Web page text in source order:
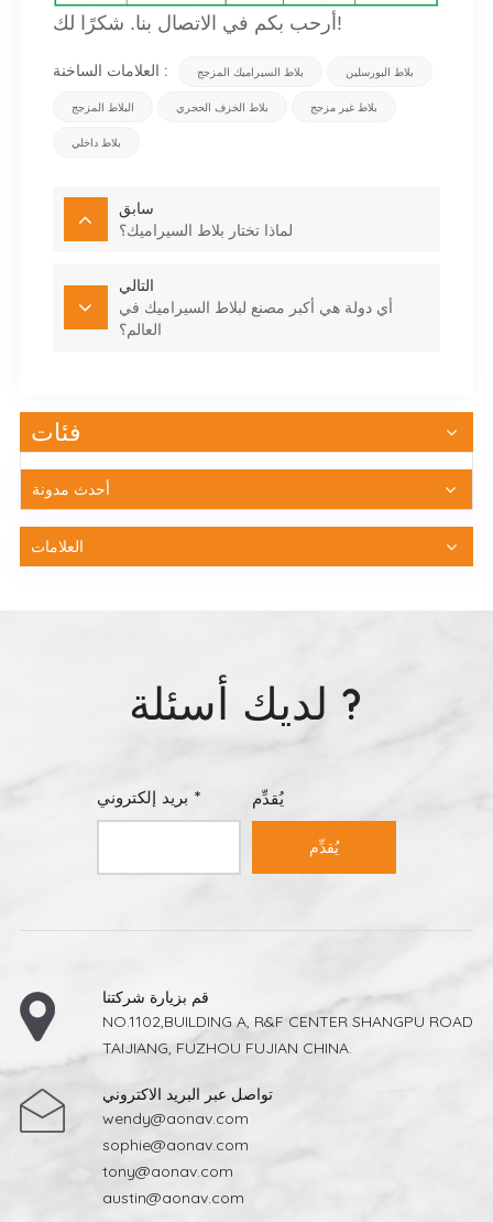
أرحب بكم في الاتصال بنا. شكرًا لك!
العلامات الساخنة : بلاط السيراميك المزجج بلاط البورسلين
البلاط المزجج بلاط الخزف الحجري بلاط غير مزجج
بلاط داخلي
سابق
لماذا تختار بلاط السيراميك؟
التالي
أي دولة هي أكبر مصنع لبلاط السيراميك في
العالم؟
فئات
أحدث مدونة
العلامات
لديك أسئلة ?
بريد إلكتروني * يُقدِّم
يُقدِّم
قم بزيارة شركتنا
NO.1102,BUILDING A, R&F CENTER SHANGPU ROAD
TAIJIANG, FUZHOU FUJIAN CHINA.
تواصل عبر البريد الاكتروني
wendy@aonav.com
sophie@aonav.com
tony@aonav.com
austin@aonav.com